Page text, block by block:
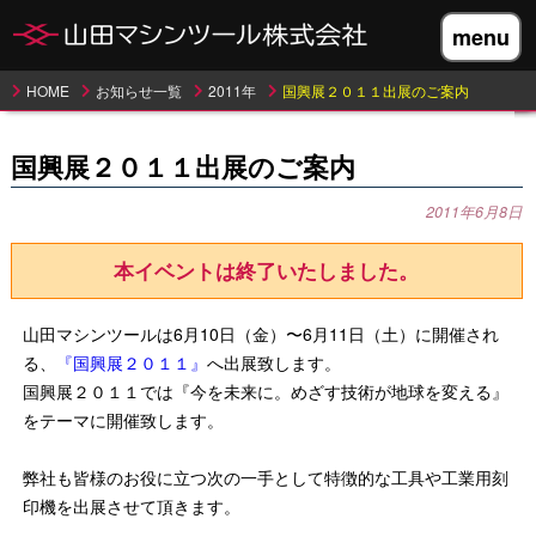
国興展２０１１出展のご案内
2011年6月8日
本イベントは終了いたしました。
山田マシンツールは6月10日（金）〜6月11日（土）に開催され
る、
『国興展２０１１』 へ出展致します。
国興展２０１１では『今を未来に。めざす技術が地球を変える』
をテーマに開催致します。
弊社も皆様のお役に立つ次の一手として特徴的な工具や工業用刻
印機を出展させて頂きます。
HOME お知らせ一覧 2011年 国興展２０１１出展のご案内
menu